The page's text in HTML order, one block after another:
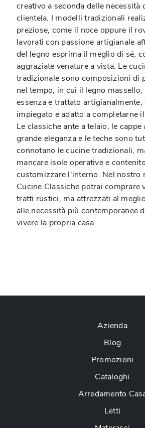
creativo a seconda delle necessità
clientela. I modelli tradizionali
preziose, come il noce oppure il
lavorati con passione artigianale
del legno esprima il meglio di sé,
aggraziate venature a vista. Le
tradizionale sono composizioni di
nel tempo, in cui il legno massello,
essenza e trattato
impiegato e adatto a completarne
Le classiche ante a telaio, le
grande eleganza e le teche sono
connotano le cucine tradizionali,
mancare isole operative e
customizzare l'interno. Nel nostro
Cucine Classiche potrai comprare
tratti rustici, ma attrezzati al
alle necessità più contemporanee
vivere la propria casa.
Azienda
Blog
Promozioni
Cataloghi
Arredamento
Letti